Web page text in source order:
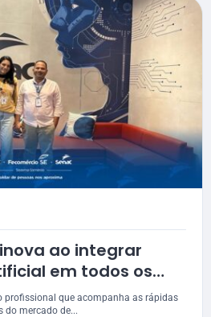
ao integrar
em todos os
profissional que acompanha as rápidas
do mercado de...